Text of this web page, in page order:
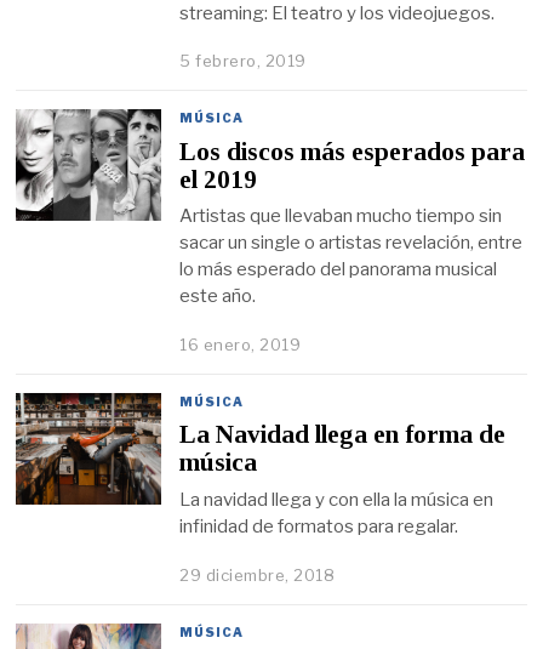
streaming: El teatro y los videojuegos.
5 febrero, 2019
MÚSICA
Los discos más esperados para
el 2019
Artistas que llevaban mucho tiempo sin
sacar un single o artistas revelación, entre
lo más esperado del panorama musical
este año.
16 enero, 2019
MÚSICA
La Navidad llega en forma de
música
La navidad llega y con ella la música en
infinidad de formatos para regalar.
29 diciembre, 2018
MÚSICA